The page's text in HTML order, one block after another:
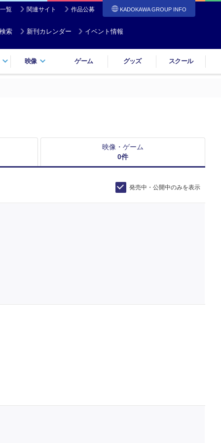
覧 関連サイト 作品公募 KADOKAWA GROUP INFO
索 新刊カレンダー イベント情報
映像 ゲーム グッズ スクール
映像・ゲーム
0件
発売中・公開中のみを表示